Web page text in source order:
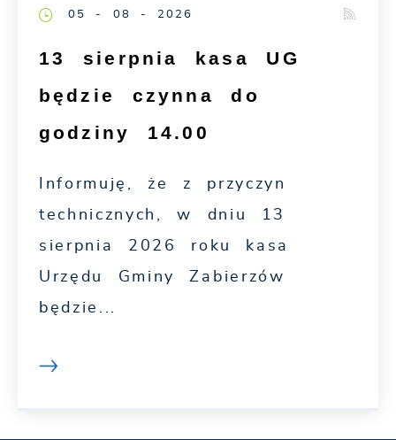
05 - 08 - 2026
13 sierpnia kasa UG
będzie czynna do
godziny 14.00
Informuję, że z przyczyn
technicznych, w dniu 13
sierpnia 2026 roku kasa
Urzędu Gminy Zabierzów
będzie...